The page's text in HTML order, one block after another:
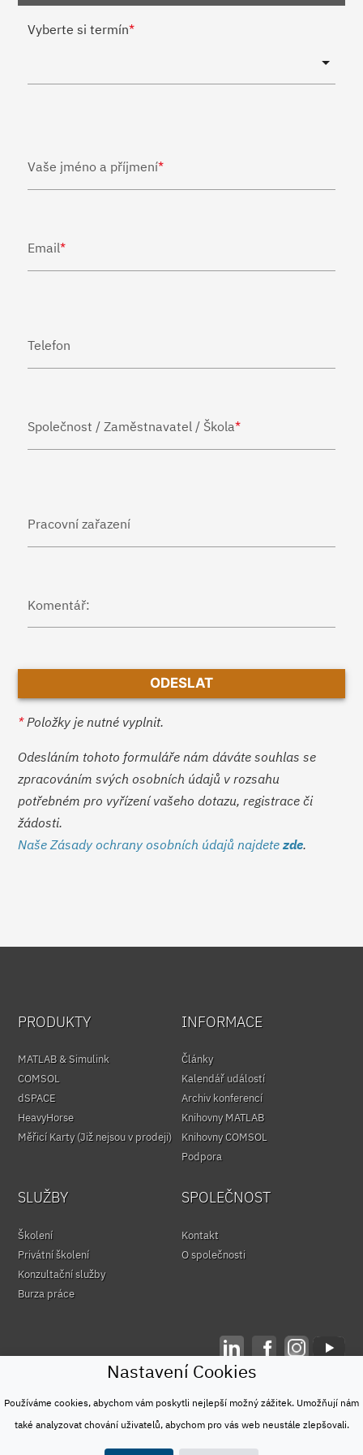
Vyberte si termín*
Vaše jméno a příjmení*
Email*
Telefon
Společnost / Zaměstnavatel / Škola*
Pracovní zařazení
Komentář:
*Položky je nutné vyplnit.
Odesláním tohoto formuláře nám dáváte souhlas se
zpracováním svých osobních údajů v rozsahu
potřebném pro vyřízení vašeho dotazu, registrace či
žádosti.
Naše Zásady ochrany osobních údajů najdetezde.
Nastavení Cookies
Používáme cookies, abychom vám poskytli nejlepší možný zážitek. Umožňují nám
také analyzovat chování uživatelů, abychom pro vás web neustále zlepšovali.
PRODUKTY
MATLAB & Simulink
COMSOL
dSPACE
HeavyHorse
Měřicí Karty (Již nejsou v prodeji)
INFORMACE
Články
Kalendář událostí
Archiv konferencí
Knihovny MATLAB
Knihovny COMSOL
Podpora
SLUŽBY
Školení
Privátní školení
Konzultační služby
Burza práce
SPOLEČNOST
Kontakt
O společnosti
© HUMUSOFT 1991 - 2026
Ochrana osobních údajů
&